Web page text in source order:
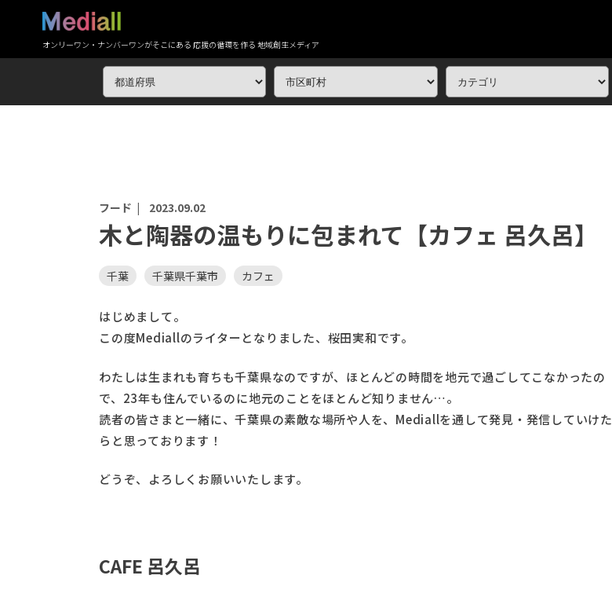
オンリーワン・ナンバーワンがそこにある 応援の循環を作る 地域創生メディア
フード | 2023.09.02
木と陶器の温もりに包まれて【カフェ 呂久呂】
千葉 千葉県千葉市 カフェ
はじめまして。
この度Mediallのライターとなりました、桜田実和です。
わたしは生まれも育ちも千葉県なのですが、ほとんどの時間を地元で過ごしてこなかったの
で、23年も住んでいるのに地元のことをほとんど知りません…。
読者の皆さまと一緒に、千葉県の素敵な場所や人を、Mediallを通して発見・発信していけた
らと思っております！
どうぞ、よろしくお願いいたします。
CAFE 呂久呂